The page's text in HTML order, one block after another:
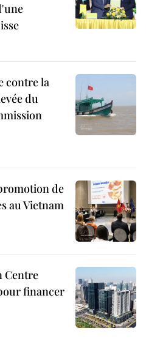
contre la
du
de
au Vietnam
Centre
financer